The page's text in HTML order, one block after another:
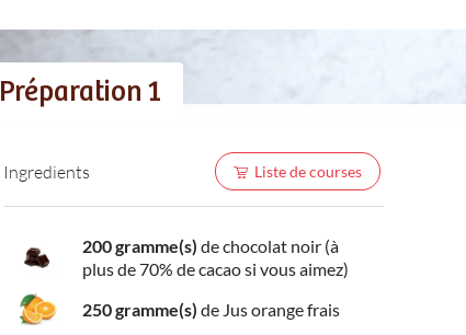
Préparation 1
Ingredients Liste de courses
200 gramme(s) de chocolat noir (à
plus de 70% de cacao si vous aimez)
250 gramme(s) de Jus orange frais